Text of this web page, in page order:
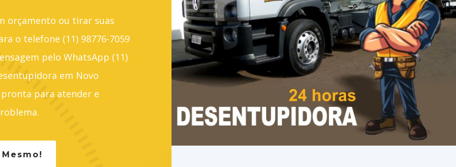
orçamento ou tirar suas
o telefone (11) 98776-7059
pelo WhatsApp (11)
em Novo
para atender e